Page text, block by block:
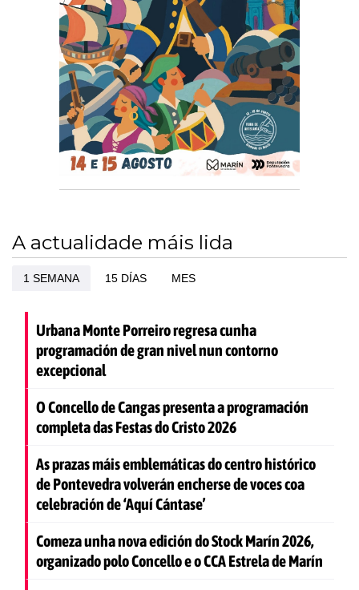
A actualidade máis lida
1 SEMANA 15 DÍAS MES
Urbana Monte Porreiro regresa cunha
programación de gran nivel nun contorno
excepcional
O Concello de Cangas presenta a programación
completa das Festas do Cristo 2026
As prazas máis emblemáticas do centro histórico
de Pontevedra volverán encherse de voces coa
celebración de ‘Aquí Cántase’
Comeza unha nova edición do Stock Marín 2026,
organizado polo Concello e o CCA Estrela de Marín